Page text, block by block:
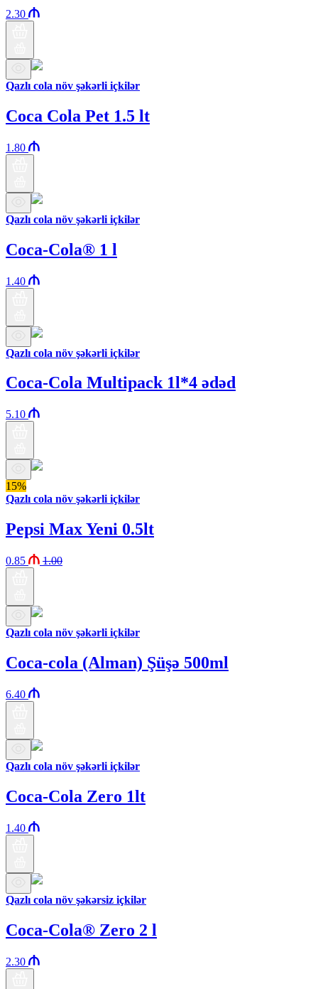
2.30
Qazlı cola növ şəkərli içkilər
Coca Cola Pet 1.5 lt
1.80
Qazlı cola növ şəkərli içkilər
Coca-Cola® 1 l
1.40
Qazlı cola növ şəkərli içkilər
Coca-Cola Multipack 1l*4 ədəd
5.10
15%
Qazlı cola növ şəkərli içkilər
Pepsi Max Yeni 0.5lt
0.85 1.00
Qazlı cola növ şəkərli içkilər
Coca-cola (Alman) Şüşə 500ml
6.40
Qazlı cola növ şəkərli içkilər
Coca-Cola Zero 1lt
1.40
Qazlı cola növ şəkərsiz içkilər
Coca-Cola® Zero 2 l
2.30